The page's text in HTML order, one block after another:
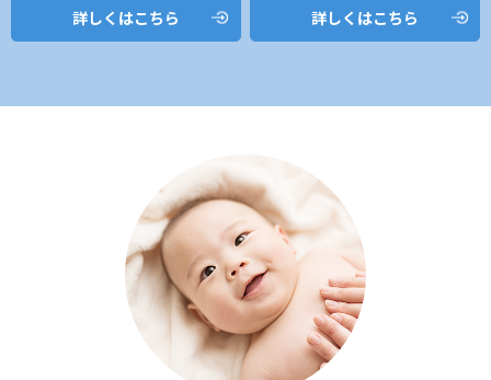
詳しくはこちら 詳しくはこちら